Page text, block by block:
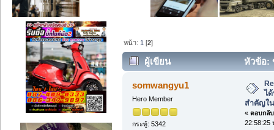
หน้า: 1 [2]
ผู้เขียน
หัวข้อ:
ช่วยสำคัญในโรงงานอุตสาหกรรม (อ่
somwangyu1
Hero Member
กระทู้: 5342
ไ
สำคัญใ
« ตอบกลั
22:58:25